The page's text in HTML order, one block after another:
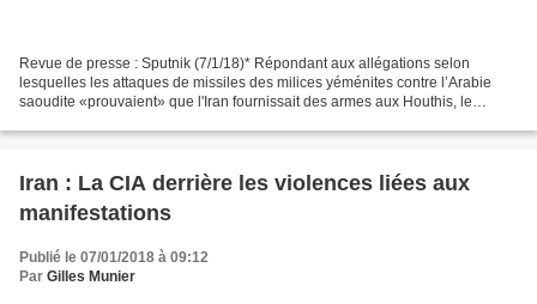
Revue de presse : Sputnik (7/1/18)* Répondant aux allégations selon
lesquelles les attaques de missiles des milices yéménites contre l’Arabie
saoudite «prouvaient» que l'Iran fournissait des armes aux Houthis, le
Iran : La CIA derrière les violences liées aux
manifestations
Publié le 07/01/2018 à 09:12
Par Gilles Munier